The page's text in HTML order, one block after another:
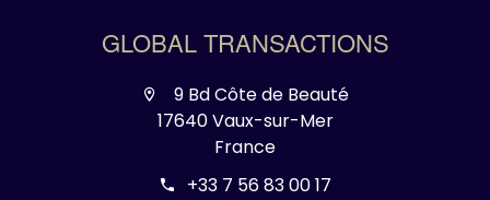
GLOBAL TRANSACTIONS
9 Bd Côte de Beauté
17640 Vaux-sur-Mer
France
+33 7 56 83 00 17